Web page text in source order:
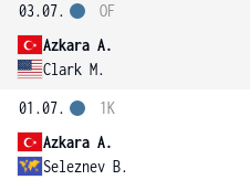
03.07.
Azkara A.
Clark M.
OF
01.07.
Azkara A.
Seleznev B.
1K